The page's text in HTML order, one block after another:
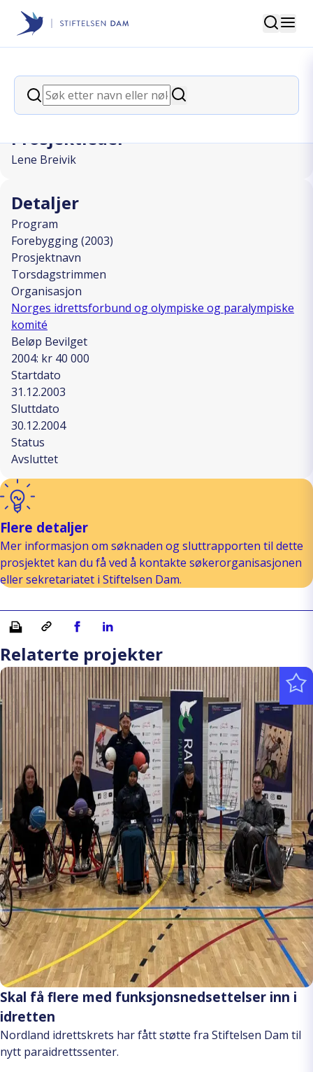
Stiftelsen Dam
Søk
Søk
Søk
back
Torsdagstrimmen
Prosjektleder
Lene Breivik
Detaljer
Program
Forebygging (2003)
Prosjektnavn
Torsdagstrimmen
Organisasjon
Norges idrettsforbund og olympiske og paralympiske
komité
Beløp Bevilget
2004: kr 40 000
Startdato
31.12.2003
Sluttdato
30.12.2004
Status
Avsluttet
Flere detaljer
Mer informasjon om søknaden og sluttrapporten til dette
prosjektet kan du få ved å kontakte søkerorganisasjonen
eller sekretariatet i Stiftelsen Dam.
Skriv ut Kopiera länkDel på Facebook
Del på Linkedin
Relaterte projekter
Skal få flere med funksjonsnedsettelser inn i
idretten
Nordland idrettskrets har fått støtte fra Stiftelsen Dam til
nytt paraidrettssenter.